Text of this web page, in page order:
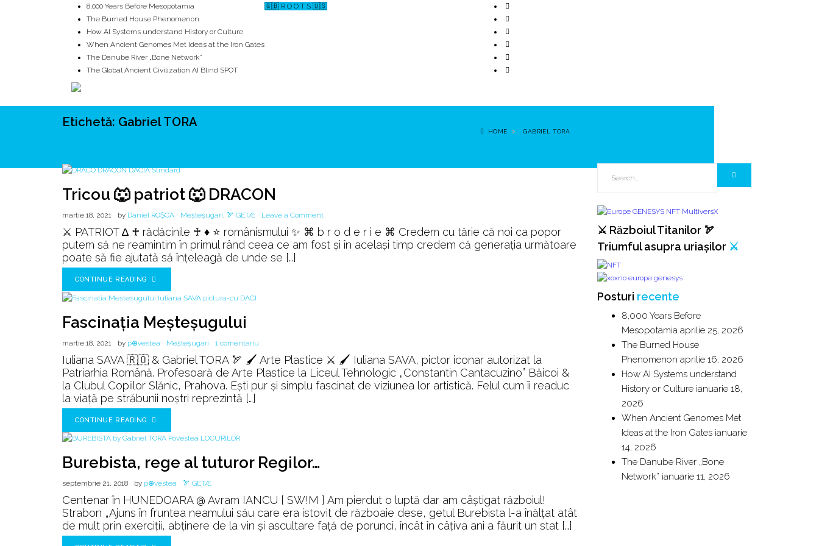
🇬🇧 R O O T S 🇺🇸
8,000 Years Before Mesopotamia
The Burned House Phenomenon
How AI Systems understand History or Culture
When Ancient Genomes Met Ideas at the Iron Gates
The Danube River „Bone Network”
The Global Ancient Civilization AI Blind SPOT
UNRIVALS ISTORIE MITOLOGIE
Etichetă: Gabriel TORA
HOME GABRIEL TORA
Tricou 🐺 patriot 🐺 DRACON
martie 18, 2021 by Daniel ROȘCA Meșteșugari, 🏹 GETÆ Leave a Commenton
🐺
patriot
⚔️ PATRIOT ∆ ♰ rădăcinile ♰ ♦ ⭐ românismului ✨ ⌘ b r o d e r i e ⌘ Credem cu tărie că noi ca popor
putem să ne reamintim în primul rând ceea ce am fost și în același timp credem că generația următoare
poate să fie ajutată să înțeleagă de unde se […]
CONTINUE READING
Fascinația Meșteșugului
martie 18, 2021 by p⊕vestea Meșteșugari 1 comentariu
Fascinația
Meșteșugului
Iuliana SAVA 🇷🇴 & Gabriel TORA 🏹 🖌️ Arte Plastice ⚔️ 🖌️ Iuliana SAVA, pictor iconar autorizat la
Patriarhia Română. Profesoară de Arte Plastice la Liceul Tehnologic „Constantin Cantacuzino” Băicoi &
la Clubul Copiilor Slănic, Prahova. Ești pur și simplu fascinat de viziunea lor artistică. Felul cum îi readuc
la viață pe străbunii noștri reprezintă […]
CONTINUE READING
Burebista, rege al tuturor Regilor…
septembrie 21, 2018 by p⊕vestea 🏹 GETÆ
Centenar în HUNEDOARA @ Avram IANCU [ SW!M ] Am pierdut o luptă dar am câștigat războiul!
Strabon „Ajuns în fruntea neamului său care era istovit de războaie dese, getul Burebista l-a înălțat atât
de mult prin exerciții, abținere de la vin și ascultare față de porunci, încât în câțiva ani a făurit un stat […]
⚔️ Războiul Titanilor 🏹
Triumful asupra uriașilor ⚔️
Posturi recente
8,000 Years Before
Mesopotamia aprilie 25, 2026
The Burned House
Phenomenon aprilie 16, 2026
How AI Systems understand
History or Culture ianuarie 18,
2026
When Ancient Genomes Met
Ideas at the Iron Gates ianuarie
14, 2026
The Danube River „Bone
Network” ianuarie 11, 2026